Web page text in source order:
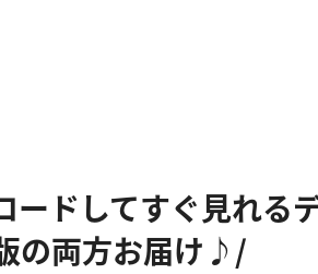
ードしてすぐ見れる
の両方お届け♪/